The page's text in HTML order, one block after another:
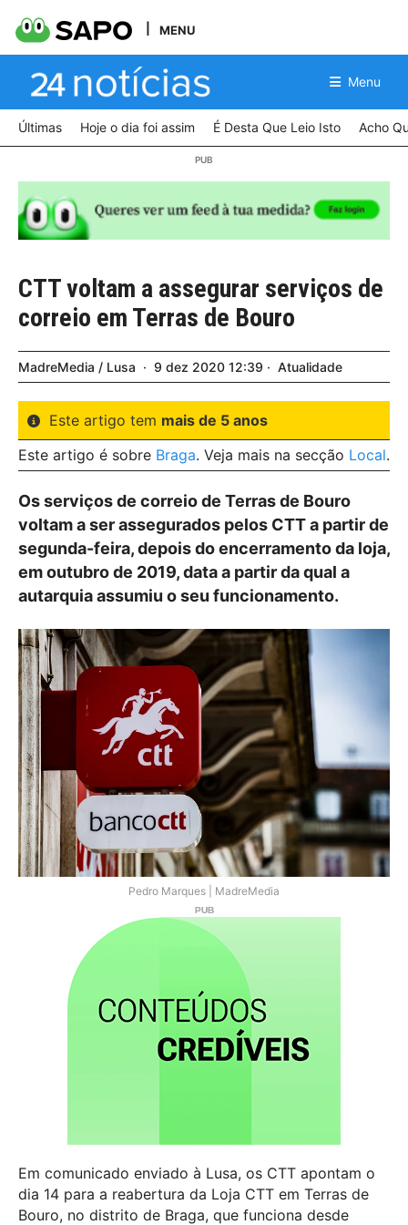
MENU
Menu
Últimas Hoje o dia foi assim É Desta Que Leio Isto Acho
CTT voltam a assegurar serviços de
correio em Terras de Bouro
MadreMedia / Lusa 9 dez 2020 12:39 Atualidade
Este artigo tem mais de 5 anos
Este artigo é sobre Braga. Veja mais na secção Local.
Os serviços de correio de Terras de Bouro
voltam a ser assegurados pelos CTT a partir de
segunda-feira, depois do encerramento da loja,
em outubro de 2019, data a partir da qual a
autarquia assumiu o seu funcionamento.
Pedro Marques | MadreMedia
Em comunicado enviado à Lusa, os CTT apontam o
dia 14 para a reabertura da Loja CTT em Terras de
Bouro, no distrito de Braga, que funciona desde